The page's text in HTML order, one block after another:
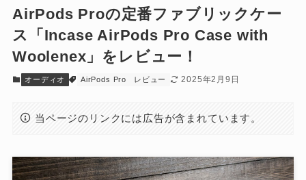
AirPods Proの定番ファブリックケー
ス「Incase AirPods Pro Case with
Woolenex」をレビュー！
オーディオ AirPods Pro レビュー 2025年2月9日
当ページのリンクには広告が含まれています。